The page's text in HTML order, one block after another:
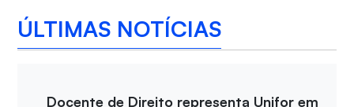
ÚLTIMAS NOTÍCIAS
Docente de Direito representa Unifor em